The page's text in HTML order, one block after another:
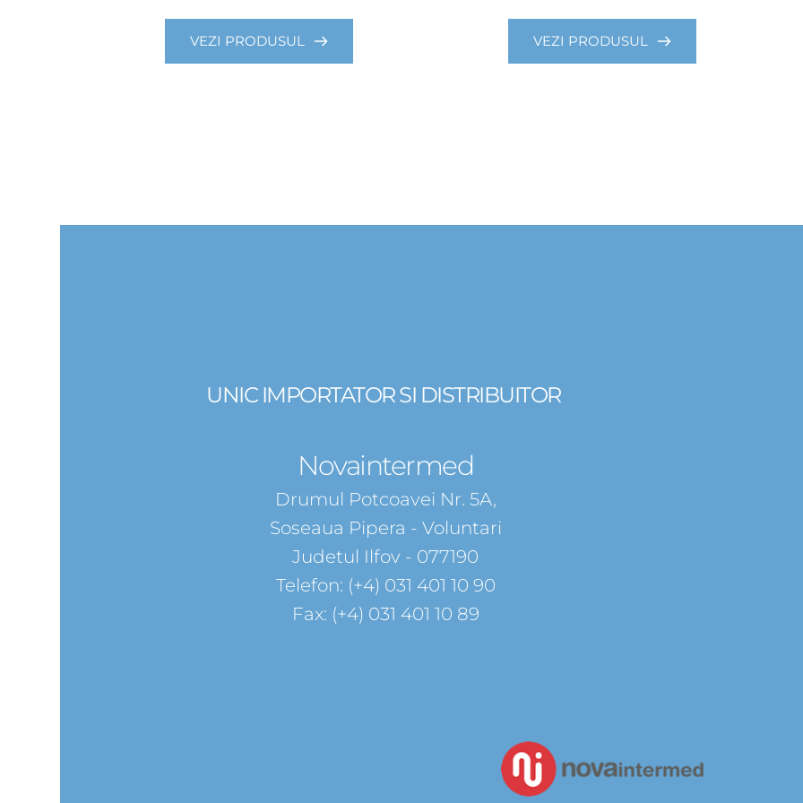
VEZI PRODUSUL VEZI PRODUSUL
UNIC IMPORTATOR SI DISTRIBUITOR
Novaintermed
Drumul Potcoavei Nr. 5A,
Soseaua Pipera - Voluntari
Judetul Ilfov - 077190
Telefon: (+4) 031 401 10 90
Fax: (+4) 031 401 10 89